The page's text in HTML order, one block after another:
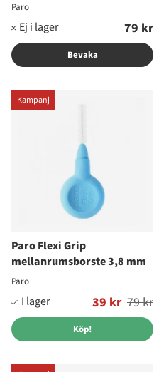
Paro
79 kr
Bevaka
Kampanj
Paro Flexi Grip
mellanrumsborste 3,8 mm
Paro
39 kr
Ordinarie pris: 79 kr
Köp!